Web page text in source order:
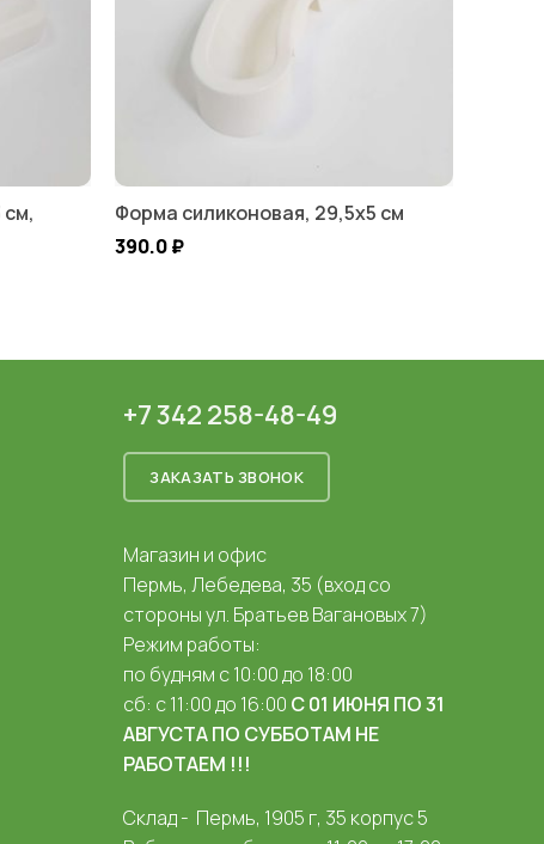
см,
Форма силиконовая, 29,5х5 см
390.0₽
+7 342 258-48-49
ЗАКАЗАТЬ ЗВОНОК
Магазин и офис
Пермь, Лебедева, 35 (вход со
стороны ул. Братьев Вагановых 7)
Режим работы:
по будням с 10:00 до 18:00
сб: с 11:00 до 16:00 С 01 ИЮНЯ ПО 31
АВГУСТА ПО СУББОТАМ НЕ
РАБОТАЕМ !!!
Склад - Пермь, 1905 г, 35 корпус 5